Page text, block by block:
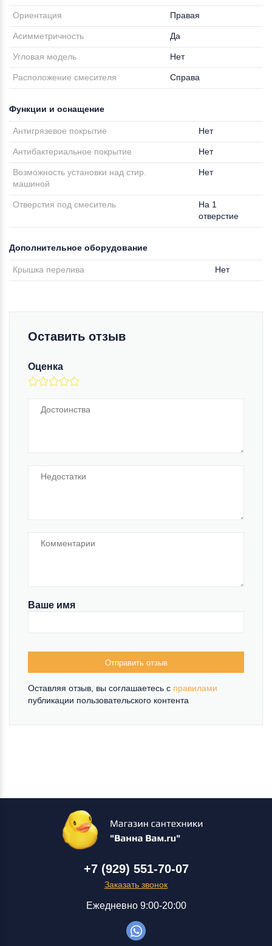
Ориентация Правая
Асимметричность Да
Угловая модель Нет
Расположение смесителя Справа
Функции и оснащение
Антигрязевое покрытие Нет
Антибактериальное покрытие Нет
Возможность установки над стир.
машиной
Нет
Отверстия под смеситель
На 1
отверстие
Дополнительное оборудование
Крышка перелива Нет
Оставить отзыв
Оценка
Ваше имя
Отправить отзыв
Оставляя отзыв, вы соглашаетесь c правилами
публикации пользовательского контента
+7 (929) 551-70-07
Заказать звонок
Ежедневно 9:00-20:00